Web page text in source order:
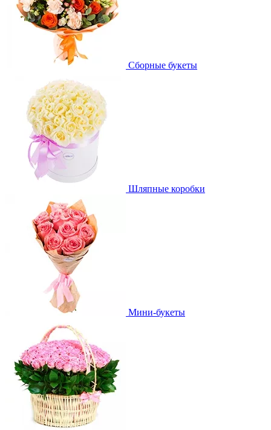
Сборные букеты
Шляпные коробки
Мини-букеты